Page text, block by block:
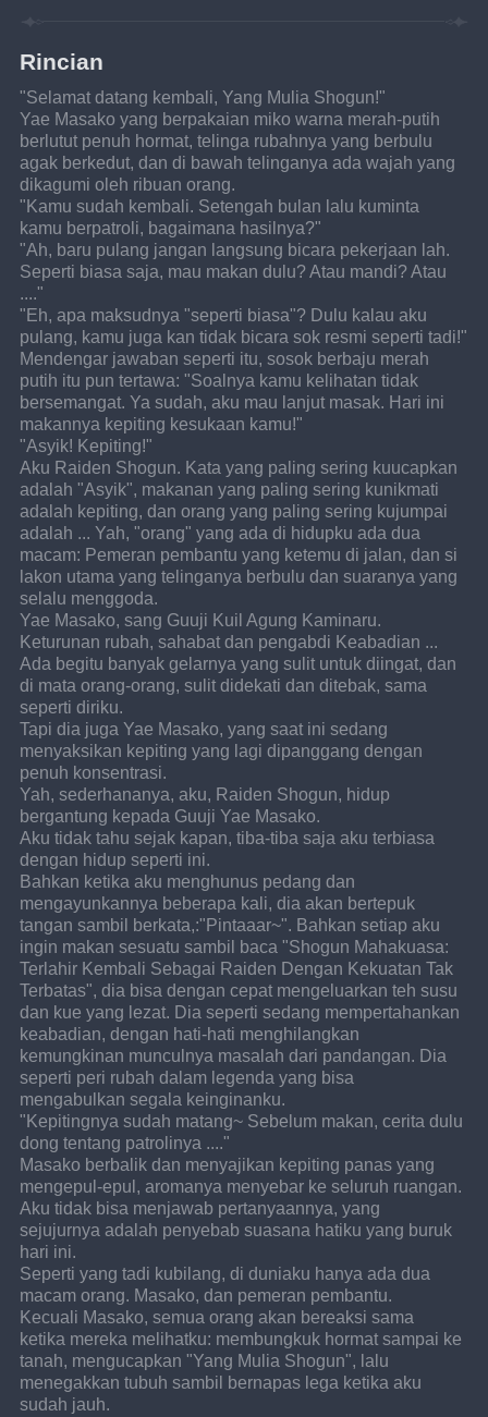
Rincian
"Selamat datang kembali, Yang Mulia Shogun!"
Yae Masako yang berpakaian miko warna merah-putih
berlutut penuh hormat, telinga rubahnya yang berbulu
agak berkedut, dan di bawah telinganya ada wajah yang
dikagumi oleh ribuan orang.
"Kamu sudah kembali. Setengah bulan lalu kuminta
kamu berpatroli, bagaimana hasilnya?"
"Ah, baru pulang jangan langsung bicara pekerjaan lah.
Seperti biasa saja, mau makan dulu? Atau mandi? Atau
...."
"Eh, apa maksudnya "seperti biasa"? Dulu kalau aku
pulang, kamu juga kan tidak bicara sok resmi seperti tadi!"
Mendengar jawaban seperti itu, sosok berbaju merah
putih itu pun tertawa: "Soalnya kamu kelihatan tidak
bersemangat. Ya sudah, aku mau lanjut masak. Hari ini
makannya kepiting kesukaan kamu!"
"Asyik! Kepiting!"
Aku Raiden Shogun. Kata yang paling sering kuucapkan
adalah "Asyik", makanan yang paling sering kunikmati
adalah kepiting, dan orang yang paling sering kujumpai
adalah ... Yah, "orang" yang ada di hidupku ada dua
macam: Pemeran pembantu yang ketemu di jalan, dan si
lakon utama yang telinganya berbulu dan suaranya yang
selalu menggoda.
Yae Masako, sang Guuji Kuil Agung Kaminaru.
Keturunan rubah, sahabat dan pengabdi Keabadian ...
Ada begitu banyak gelarnya yang sulit untuk diingat, dan
di mata orang-orang, sulit didekati dan ditebak, sama
seperti diriku.
Tapi dia juga Yae Masako, yang saat ini sedang
menyaksikan kepiting yang lagi dipanggang dengan
penuh konsentrasi.
Yah, sederhananya, aku, Raiden Shogun, hidup
bergantung kepada Guuji Yae Masako.
Aku tidak tahu sejak kapan, tiba-tiba saja aku terbiasa
dengan hidup seperti ini.
Bahkan ketika aku menghunus pedang dan
mengayunkannya beberapa kali, dia akan bertepuk
tangan sambil berkata,:"Pintaaar~". Bahkan setiap aku
ingin makan sesuatu sambil baca "Shogun Mahakuasa:
Terlahir Kembali Sebagai Raiden Dengan Kekuatan Tak
Terbatas", dia bisa dengan cepat mengeluarkan teh susu
dan kue yang lezat. Dia seperti sedang mempertahankan
keabadian, dengan hati-hati menghilangkan
kemungkinan munculnya masalah dari pandangan. Dia
seperti peri rubah dalam legenda yang bisa
mengabulkan segala keinginanku.
"Kepitingnya sudah matang~ Sebelum makan, cerita dulu
dong tentang patrolinya ...."
Masako berbalik dan menyajikan kepiting panas yang
mengepul-epul, aromanya menyebar ke seluruh ruangan.
Aku tidak bisa menjawab pertanyaannya, yang
sejujurnya adalah penyebab suasana hatiku yang buruk
hari ini.
Seperti yang tadi kubilang, di duniaku hanya ada dua
macam orang. Masako, dan pemeran pembantu.
Kecuali Masako, semua orang akan bereaksi sama
ketika mereka melihatku: membungkuk hormat sampai ke
tanah, mengucapkan "Yang Mulia Shogun", lalu
menegakkan tubuh sambil bernapas lega ketika aku
sudah jauh.